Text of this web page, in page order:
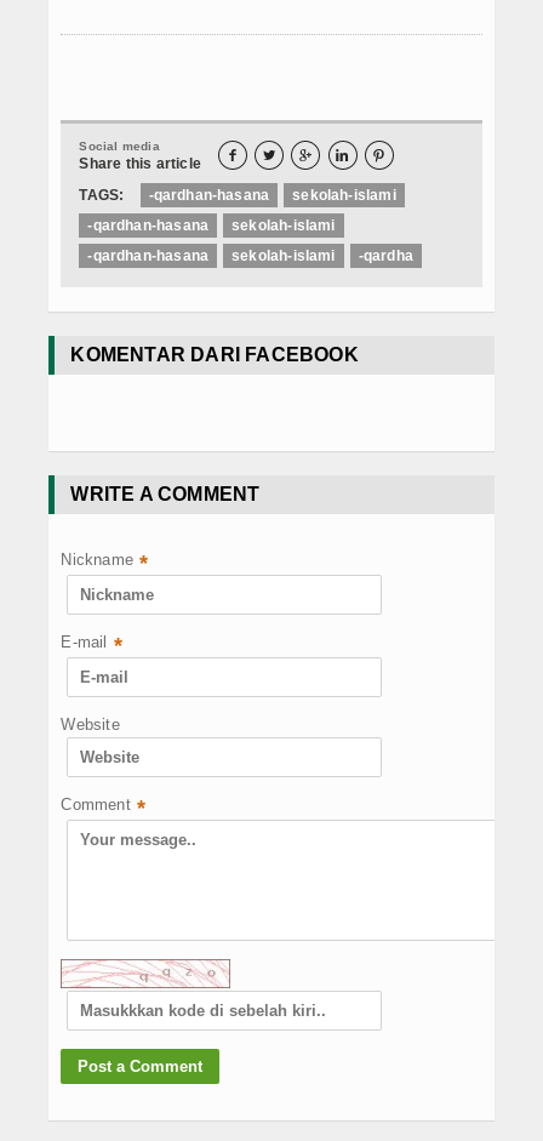
Social media
Share this article     
TAGS: -qardhan-hasana
sekolah-islami
-qardhan-hasana
sekolah-islami
-qardhan-hasana
sekolah-islami -qardha
KOMENTAR DARI FACEBOOK
WRITE A COMMENT
Nickname *
E-mail *
Website
Comment *